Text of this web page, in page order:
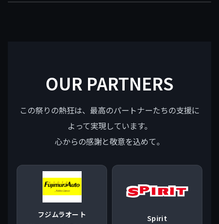
OUR PARTNERS
この祭りの熱狂は、最高のパートナーたちの支援に
よって実現しています。
心からの感謝と敬意を込めて。
フジムラオート Spirit